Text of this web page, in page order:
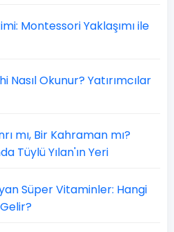
Montessori Yaklaşımı ile
Nasıl Okunur? Yatırımcılar
mı, Bir Kahraman mı?
Tüylü Yılan'ın Yeri
Süper Vitaminler: Hangi